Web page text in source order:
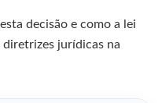
decisão e como a lei
jurídicas na